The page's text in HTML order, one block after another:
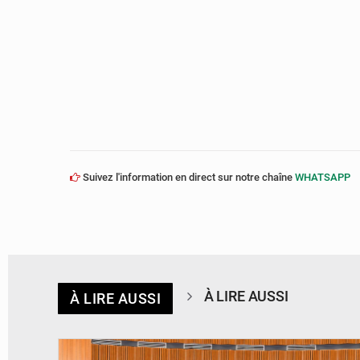
Suivez l'information en direct sur notre chaîne WHATSAPP
À LIRE AUSSI À LIRE AUSSI